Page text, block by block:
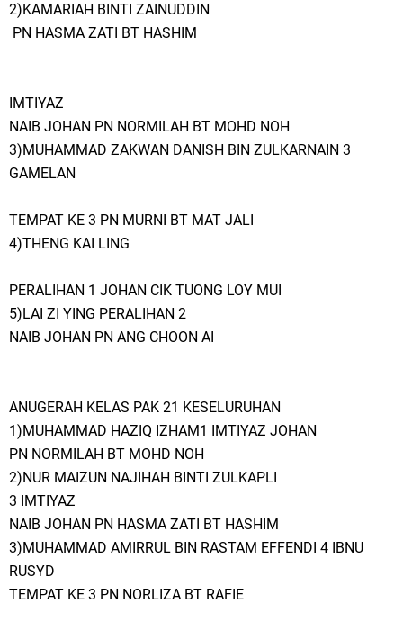
2)KAMARIAH BINTI ZAINUDDIN
PN HASMA ZATI BT HASHIM
IMTIYAZ
NAIB JOHAN PN NORMILAH BT MOHD NOH
3)MUHAMMAD ZAKWAN DANISH BIN ZULKARNAIN 3
GAMELAN
TEMPAT KE 3 PN MURNI BT MAT JALI
4)THENG KAI LING
PERALIHAN 1 JOHAN CIK TUONG LOY MUI
5)LAI ZI YING PERALIHAN 2
NAIB JOHAN PN ANG CHOON AI
ANUGERAH KELAS PAK 21 KESELURUHAN
1)MUHAMMAD HAZIQ IZHAM1 IMTIYAZ JOHAN
PN NORMILAH BT MOHD NOH
2)NUR MAIZUN NAJIHAH BINTI ZULKAPLI
3 IMTIYAZ
NAIB JOHAN PN HASMA ZATI BT HASHIM
3)MUHAMMAD AMIRRUL BIN RASTAM EFFENDI 4 IBNU
RUSYD
TEMPAT KE 3 PN NORLIZA BT RAFIE